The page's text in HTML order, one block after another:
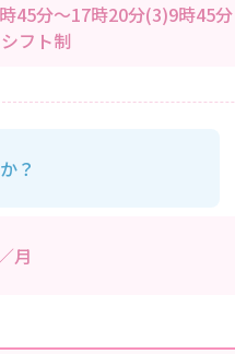
45分～17時20分(3)9時45分
フト制
？
月